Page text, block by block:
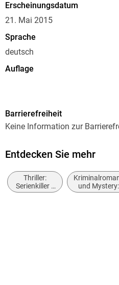
Erscheinungsdatum
21. Mai 2015
Sprache
deutsch
Auflage
686
Reihe
Klaus-Peter Wolf
Verlag/Hersteller
Barrierefreiheit
Keine Information zur
Entdecken Sie mehr
Thriller:
Serienkiller /
Serienmörder
und Mystery:
Cosy